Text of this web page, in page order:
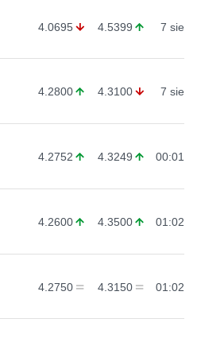
4.0695 4.5399 7 sie
4.2800 4.3100 7 sie
4.2752 4.3249 00:01
4.2600 4.3500 01:02
4.2750 4.3150 01:02